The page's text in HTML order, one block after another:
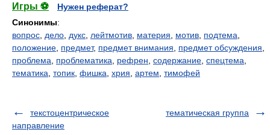
Игры ⚽
Нужен реферат?
Синонимы:
вопрос дело дукс лейтмотив материя мотив подтема
положение предмет, предмет внимания предмет обсуждения
проблема
проблематика рефрен содержание спецтема
тематика топик фишка хрия артем тимофей
текстоцентрическое
направление
тематическая группа